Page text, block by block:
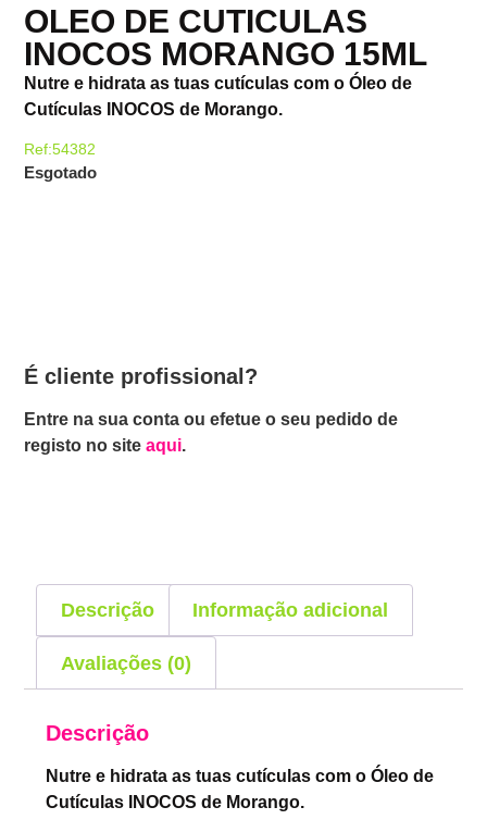
OLEO DE CUTICULAS
INOCOS MORANGO 15ML
Nutre e hidrata as tuas cutículas com o Óleo de
Cutículas INOCOS de Morango.
Ref:54382
Esgotado
É cliente profissional?
Entre na sua conta ou efetue o seu pedido de
registo no siteaqui.
Descrição Informação adicional
Avaliações (0)
Descrição
Nutre e hidrata as tuas cutículas com o Óleo de
Cutículas INOCOS de Morango.